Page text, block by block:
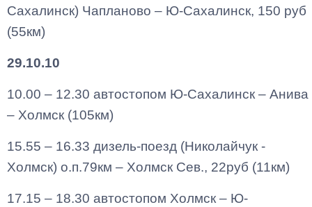
Сахалинск) Чапланово – Ю-Сахалинск, 150 руб
(55км)
29.10.10
10.00 – 12.30 автостопом Ю-Сахалинск – Анива
– Холмск (105км)
15.55 – 16.33 дизель-поезд (Николайчук -
Холмск) о.п.79км – Холмск Сев., 22руб (11км)
17.15 – 18.30 автостопом Холмск – Ю-